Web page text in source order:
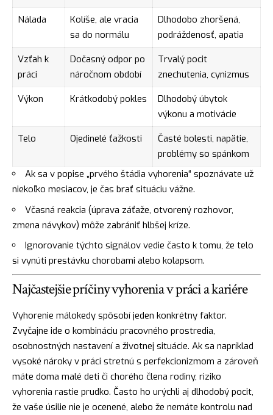
Nálada
Kolíše, ale vracia
sa do normálu
Dlhodobo zhoršená,
podráždenosť, apatia
Vzťah k
práci
Dočasný odpor po
náročnom období
Trvalý pocit
znechutenia, cynizmus
Výkon
Krátkodobý pokles
Dlhodobý úbytok
výkonu a motivácie
Telo
Ojedinelé ťažkosti
Časté bolesti, napätie,
problémy so spánkom
Ak sa v popise „prvého štádia vyhorenia“ spoznávate už
niekoľko mesiacov, je čas brať situáciu vážne.
Včasná reakcia (úprava záťaže, otvorený rozhovor,
zmena návykov) môže zabrániť hlbšej kríze.
Ignorovanie týchto signálov vedie často k tomu, že telo
si vynúti prestávku chorobami alebo kolapsom.
Najčastejšie príčiny vyhorenia v práci a kariére
Vyhorenie málokedy spôsobí jeden konkrétny faktor.
Zvyčajne ide o kombináciu pracovného prostredia,
osobnostných nastavení a životnej situácie. Ak sa napríklad
vysoké nároky v práci stretnú s perfekcionizmom a zároveň
máte doma malé deti či chorého člena rodiny, riziko
vyhorenia rastie prudko. Často ho urýchli aj dlhodobý pocit,
že vaše úsilie nie je ocenené, alebo že nemáte kontrolu nad